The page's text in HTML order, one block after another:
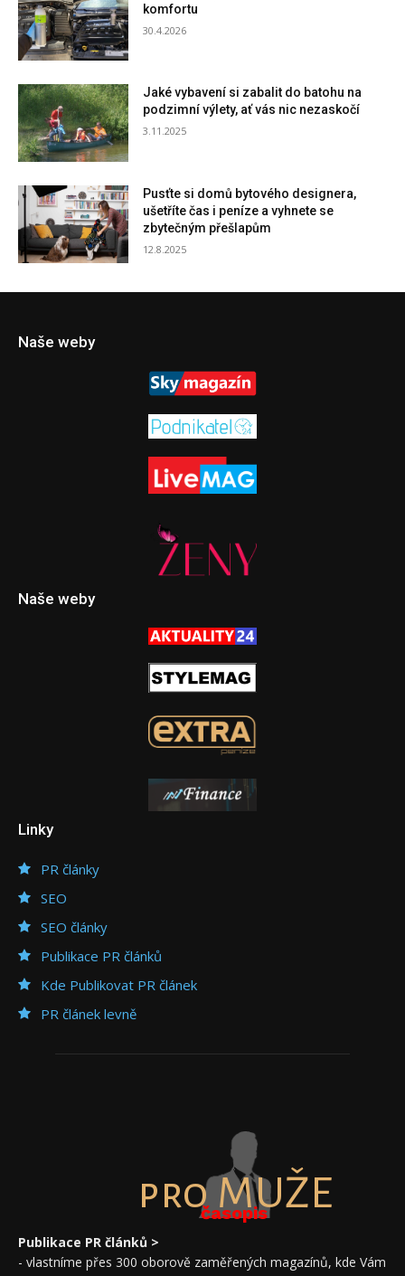
komfortu
30.4.2026
Jaké vybavení si zabalit do batohu na
podzimní výlety, ať vás nic nezaskočí
3.11.2025
Pusťte si domů bytového designera,
ušetříte čas i peníze a vyhnete se
zbytečným přešlapům
12.8.2025
Naše weby
Naše weby
Linky
PR články
SEO
SEO články
Publikace PR článků
Kde Publikovat PR článek
PR článek levně
pro MUŽE
časopis
Publikace PR článků >
- vlastníme přes 300 oborově zaměřených magazínů, kde Vám